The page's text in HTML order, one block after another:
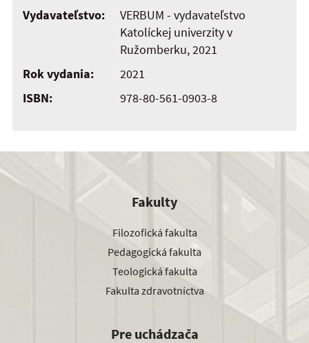
Vydavateľstvo:
VERBUM - vydavateľstvo
Katolíckej univerzity v
Ružomberku, 2021
Rok vydania:
2021
ISBN:
978-80-561-0903-8
Fakulty
Filozofická fakulta
Pedagogická fakulta
Teologická fakulta
Fakulta zdravotníctva
Pre uchádzača